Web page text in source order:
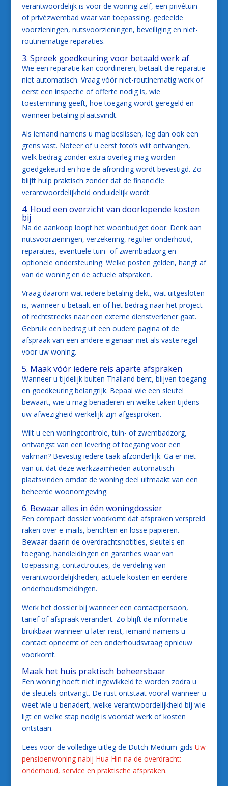
verantwoordelijk is voor de woning zelf, een privétuin
of privézwembad waar van toepassing, gedeelde
voorzieningen, nutsvoorzieningen, beveiliging en niet-
routinematige reparaties.
3. Spreek goedkeuring voor betaald werk af
Wie een reparatie kan coördineren, betaalt die reparatie
niet automatisch. Vraag vóór niet-routinematig werk of
eerst een inspectie of offerte nodig is, wie
toestemming geeft, hoe toegang wordt geregeld en
wanneer betaling plaatsvindt.
Als iemand namens u mag beslissen, leg dan ook een
grens vast. Noteer of u eerst foto’s wilt ontvangen,
welk bedrag zonder extra overleg mag worden
goedgekeurd en hoe de afronding wordt bevestigd. Zo
blijft hulp praktisch zonder dat de financiële
verantwoordelijkheid onduidelijk wordt.
4. Houd een overzicht van doorlopende kosten
bij
Na de aankoop loopt het woonbudget door. Denk aan
nutsvoorzieningen, verzekering, regulier onderhoud,
reparaties, eventuele tuin- of zwembadzorg en
optionele ondersteuning. Welke posten gelden, hangt af
van de woning en de actuele afspraken.
Vraag daarom wat iedere betaling dekt, wat uitgesloten
is, wanneer u betaalt en of het bedrag naar het project
of rechtstreeks naar een externe dienstverlener gaat.
Gebruik een bedrag uit een oudere pagina of de
afspraak van een andere eigenaar niet als vaste regel
voor uw woning.
5. Maak vóór iedere reis aparte afspraken
Wanneer u tijdelijk buiten Thailand bent, blijven toegang
en goedkeuring belangrijk. Bepaal wie een sleutel
bewaart, wie u mag benaderen en welke taken tijdens
uw afwezigheid werkelijk zijn afgesproken.
Wilt u een woningcontrole, tuin- of zwembadzorg,
ontvangst van een levering of toegang voor een
vakman? Bevestig iedere taak afzonderlijk. Ga er niet
van uit dat deze werkzaamheden automatisch
plaatsvinden omdat de woning deel uitmaakt van een
beheerde woonomgeving.
6. Bewaar alles in één woningdossier
Een compact dossier voorkomt dat afspraken verspreid
raken over e-mails, berichten en losse papieren.
Bewaar daarin de overdrachtsnotities, sleutels en
toegang, handleidingen en garanties waar van
toepassing, contactroutes, de verdeling van
verantwoordelijkheden, actuele kosten en eerdere
onderhoudsmeldingen.
Werk het dossier bij wanneer een contactpersoon,
tarief of afspraak verandert. Zo blijft de informatie
bruikbaar wanneer u later reist, iemand namens u
contact opneemt of een onderhoudsvraag opnieuw
voorkomt.
Maak het huis praktisch beheersbaar
Een woning hoeft niet ingewikkeld te worden zodra u
de sleutels ontvangt. De rust ontstaat vooral wanneer u
weet wie u benadert, welke verantwoordelijkheid bij wie
ligt en welke stap nodig is voordat werk of kosten
ontstaan.
Lees voor de volledige uitleg de Dutch Medium-gids Uw
pensioenwoning nabij Hua Hin na de overdracht:
onderhoud, service en praktische afspraken.